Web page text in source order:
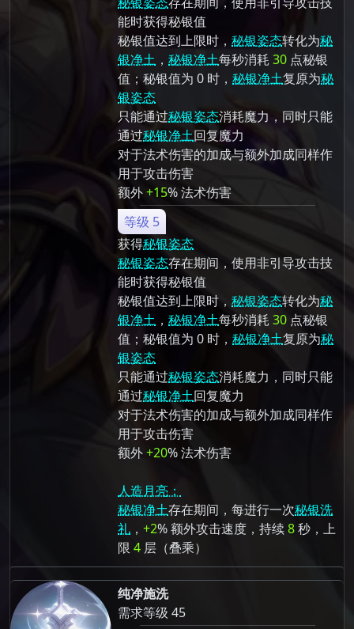
能时获得秘银值
秘银值达到上限时， 秘银姿态转化为秘
银净土 ， 秘银净土每秒消耗 30 点秘银
值；秘银值为 0 时， 秘银净土复原为秘
银姿态
只能通过秘银姿态消耗魔力，同时只能
通过秘银净土回复魔力
对于法术伤害的加成与额外加成同样作
用于攻击伤害
额外+15% 法术伤害
等级 5
获得秘银姿态
秘银姿态存在期间，使用非引导攻击技
能时获得秘银值
秘银值达到上限时， 秘银姿态转化为秘
银净土 ， 秘银净土每秒消耗 30 点秘银
值；秘银值为 0 时， 秘银净土复原为秘
银姿态
只能通过秘银姿态消耗魔力，同时只能
通过秘银净土回复魔力
对于法术伤害的加成与额外加成同样作
用于攻击伤害
额外+20% 法术伤害
人造月亮：
秘银净土存在期间，每进行一次秘银洗
礼 ， +2% 额外攻击速度，持续8秒，上
限 4 层（叠乘）
纯净施洗
需求等级 45